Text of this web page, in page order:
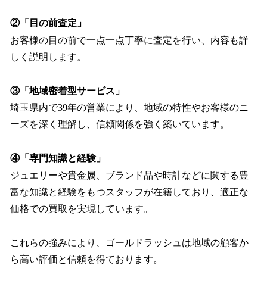
②「目の前査定」
お客様の目の前で一点一点丁寧に査定を行い、内容も詳
しく説明します。
③「地域密着型サービス」
埼玉県内で39年の営業により、地域の特性やお客様のニ
ーズを深く理解し、信頼関係を強く築いています。
④「専門知識と経験」
ジュエリーや貴金属、ブランド品や時計などに関する豊
富な知識と経験をもつスタッフが在籍しており、適正な
価格での買取を実現しています。
これらの強みにより、ゴールドラッシュは地域の顧客か
ら高い評価と信頼を得ております。